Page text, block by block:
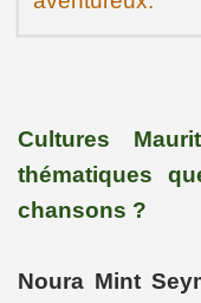
Cultures
thématiques
chansons ?
Noura Mint